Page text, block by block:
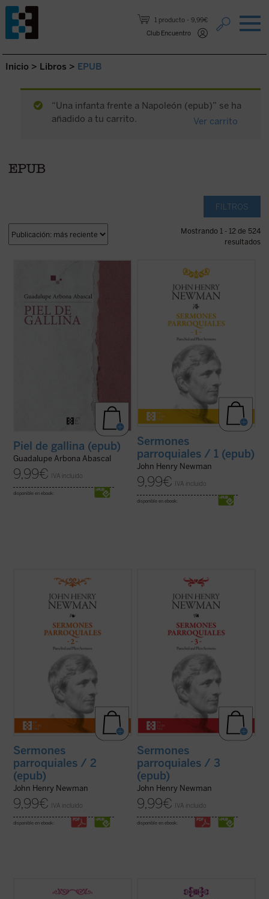
1 producto
9,99€
Club Encuentro
Saltar al contenido.
Inicio > Libros > EPUB
“Una infanta frente a Napoleón (epub)” se ha
añadido a tu carrito.
Ver carrito
EPUB
FILTROS
Mostrando 1 - 12 de 524
resultados
cuando tengo miedo, pero también me
repente caigo en la cuenta de que estoy
viva y que hay alguien que sostiene mi
existencia». Tercera ...(ver ficha)
Piel de gallina (epub)
Guadalupe Arbona Abascal
9,99€ IVA incluido
disponible en ebook:
Desde su ordenación como pastor
anglicano hasta su muerte como cardenal
católico, la figura de Newman no deja de
sorprender por la coherencia de su
trayectoria. En estosSermones
, un clásico de la espiritualidad
(ver ficha)
Sermones
parroquiales / 1 (epub)
John Henry Newman
9,99€ IVA incluido
disponible en ebook:
En estos treinta y dos sermones, John
Henry Newman vuelve a poner de
manifiesto su fuerza, frescura y audacia.
Fuerza en la verdad de su mensaje, que es
el mensaje de Dios; frescura en la palabra,
con un lenguaje cercano y familiar que se
(ver ficha)
Sermones
parroquiales / 2
(epub)
John Henry Newman
9,99€ IVA incluido
disponible en ebook:
En este tercer volumen de la serie de los
Sermones parroquiales
se incluyen
veinticinco sermones predicados en la
iglesia de Saint Mary's en Oxford. El genio
humano y cristiano de Newman, que ya era
una autoridad no exenta de polémica en ...
Sermones
parroquiales / 3
(epub)
John Henry Newman
9,99€ IVA incluido
disponible en ebook:
Entre 1835 y 1838, periodo al que
pertenecen los sermones que
Los veinticuatro sermones de este quinto
Sermones parroquiales